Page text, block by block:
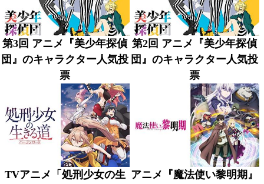
第3回 アニメ『美少年探偵
団』のキャラクター人気投
票
第2回 アニメ『美少年探偵
団』のキャラクター人気投
票
TVアニメ「処刑少女の生 アニメ『魔法使い黎明期』